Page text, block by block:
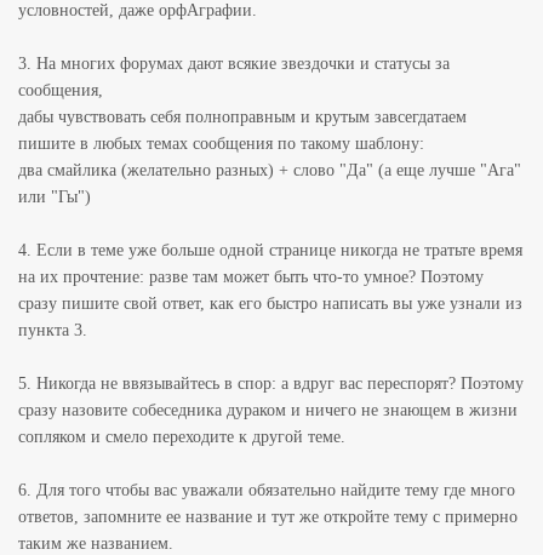
условностей, даже орфАграфии.
3. На многих форумах дают всякие звездочки и статусы за
сообщения,
дабы чувствовать себя полноправным и крутым завсегдатаем
пишите в любых темах сообщения по такому шаблону:
два смайлика (желательно разных) + слово "Да" (а еще лучше "Ага"
или "Гы")
4. Если в теме уже больше одной странице никогда не тратьте время
на их прочтение: разве там может быть что-то умное? Поэтому
сразу пишите свой ответ, как его быстро написать вы уже узнали из
пункта 3.
5. Никогда не ввязывайтесь в спор: а вдруг вас переспорят? Поэтому
сразу назовите собеседника дураком и ничего не знающем в жизни
сопляком и смело переходите к другой теме.
6. Для того чтобы вас уважали обязательно найдите тему где много
ответов, запомните ее название и тут же откройте тему с примерно
таким же названием.